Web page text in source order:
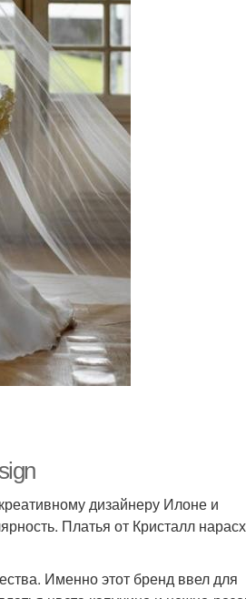
дизайнеру Илоне и
Платья от Кристалл
Именно этот бренд ввел для